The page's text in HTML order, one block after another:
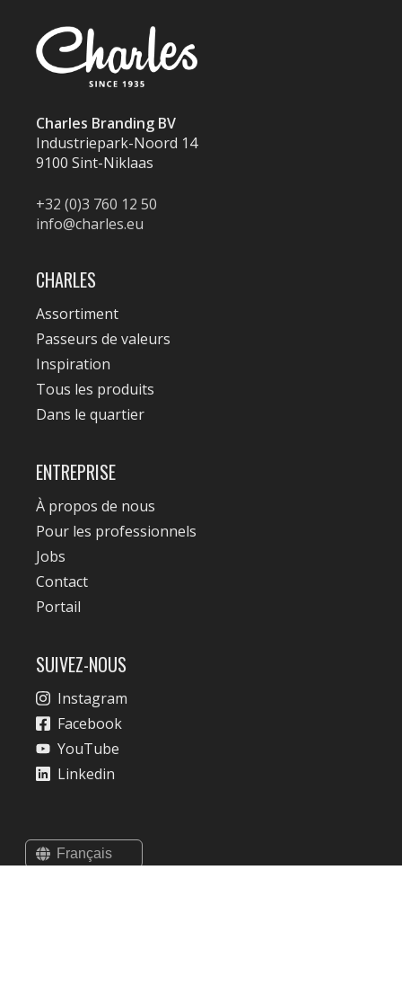
Charles Branding BV
Industriepark-Noord 14
9100 Sint-Niklaas
+32 (0)3 760 12 50
info@charles.eu
CHARLES
Assortiment
Passeurs de valeurs
Inspiration
Tous les produits
Dans le quartier
ENTREPRISE
À propos de nous
Pour les professionnels
Jobs
Contact
Portail
SUIVEZ-NOUS
Instagram
Facebook
YouTube
Linkedin